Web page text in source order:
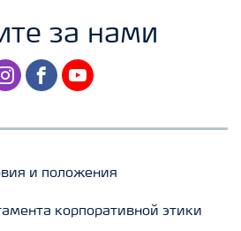
за нами
facebookyoutube
и положения
корпоративной этики